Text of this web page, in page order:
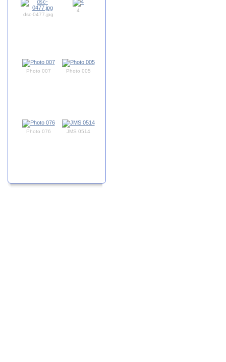
dsc-0477.jpg
4
Photo 007 Photo 005
Photo 076 JMS 0514